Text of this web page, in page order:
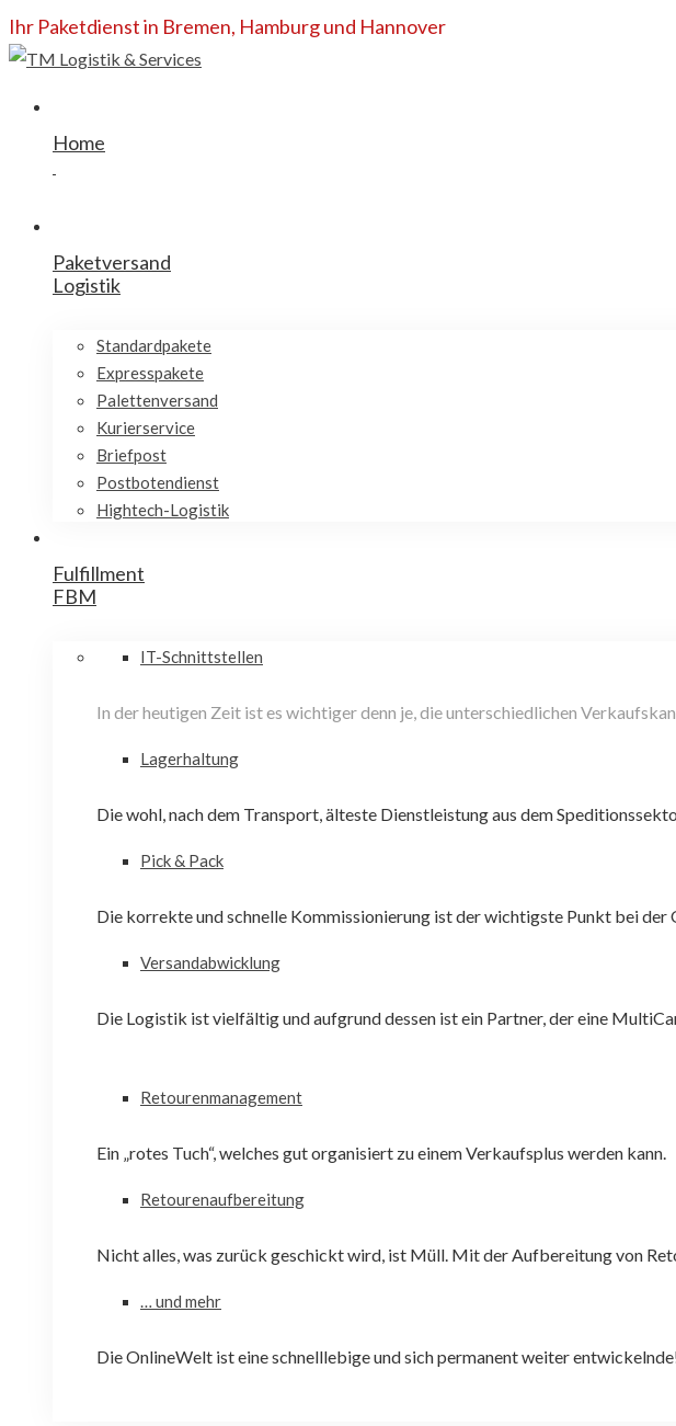
Ihr Paketdienst in Bremen, Hamburg und Hannover
Home
Paketversand
Logistik
Standardpakete
Expresspakete
Palettenversand
Kurierservice
Briefpost
Postbotendienst
Hightech-Logistik
Fulfillment
FBM
IT-Schnittstellen
In der heutigen Zeit ist es wichtiger denn je, die unterschiedlichen
Lagerhaltung
Die wohl, nach dem Transport, älteste Dienstleistung aus dem
Pick & Pack
Die korrekte und schnelle Kommissionierung ist der wichtigste Punkt bei der
Versandabwicklung
Die Logistik ist vielfältig und aufgrund dessen ist ein Partner, der eine
Retourenmanagement
Ein „rotes Tuch“, welches gut organisiert zu einem Verkaufsplus werden kann.
Retourenaufbereitung
Nicht alles, was zurück geschickt wird, ist Müll. Mit der Aufbereitung von
… und mehr
Die OnlineWelt ist eine schnelllebige und sich permanent weiter